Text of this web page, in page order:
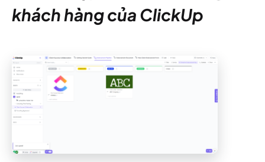
khách hàng của ClickUp